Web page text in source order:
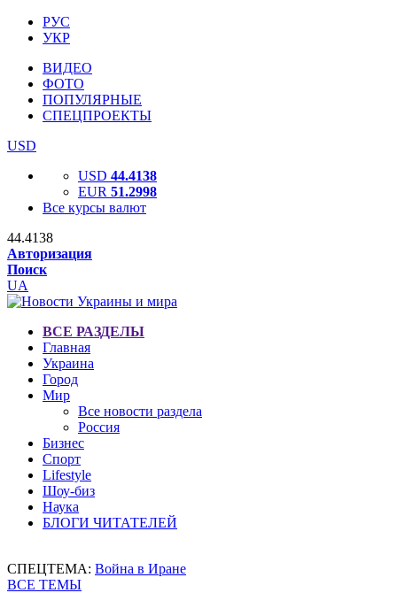
РУС
УКР
ВИДЕО
ФОТО
ПОПУЛЯРНЫЕ
СПЕЦПРОЕКТЫ
USD
USD 44.4138
EUR 51.2998
Все курсы валют
44.4138
Авторизация
Поиск
UA
ВСЕ РАЗДЕЛЫ
Главная
Украина
Город
Мир
Все новости раздела
Россия
Бизнес
Спорт
Lifestyle
Шоу-биз
Наука
БЛОГИ ЧИТАТЕЛЕЙ
СПЕЦТЕМА: Война в Иране
ВСЕ ТЕМЫ